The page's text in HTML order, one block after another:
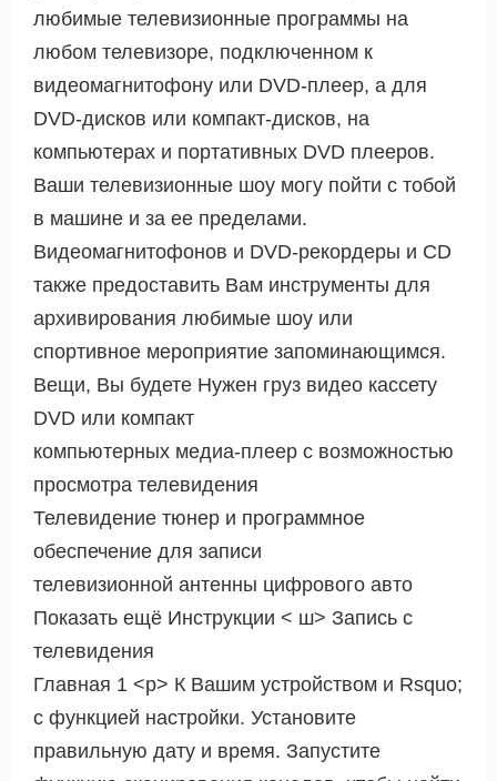
любимые телевизионные программы на
любом телевизоре, подключенном к
видеомагнитофону или DVD-плеер, а для
DVD-дисков или компакт-дисков, на
компьютерах и портативных DVD плееров.
Ваши телевизионные шоу могу пойти с тобой
в машине и за ее пределами.
Видеомагнитофонов и DVD-рекордеры и CD
также предоставить Вам инструменты для
архивирования любимые шоу или
спортивное мероприятие запоминающимся.
Вещи, Вы будете Нужен груз видео кассету
DVD или компакт
компьютерных медиа-плеер с возможностью
просмотра телевидения
Телевидение тюнер и программное
обеспечение для записи
телевизионной антенны цифрового авто
Показать ещё Инструкции < ш> Запись с
телевидения
Главная 1 <р> К Вашим устройством и Rsquo;
с функцией настройки. Установите
правильную дату и время. Запустите